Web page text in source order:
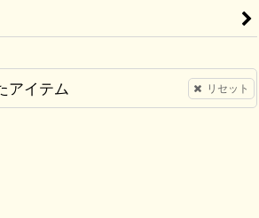
アイテム リセット